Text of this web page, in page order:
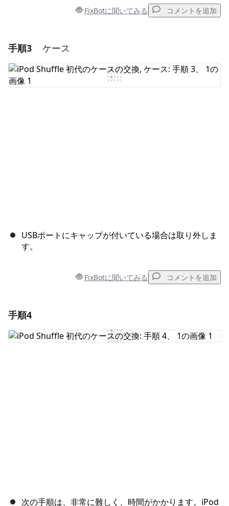
FixBotに聞いてみる コメントを追加
コメントを追加
手順3 ケース
USBポートにキャップが付いている場合は取り外しま
す。
FixBotに聞いてみる コメントを追加
コメントを追加
手順4
次の手順は、非常に難しく、時間がかかります。iPod